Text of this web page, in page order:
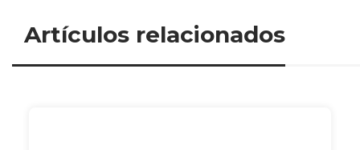
Artículos relacionados